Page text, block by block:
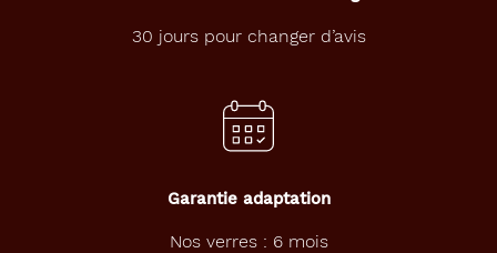
30 jours pour changer d’avis
Garantie adaptation
Nos verres : 6 mois